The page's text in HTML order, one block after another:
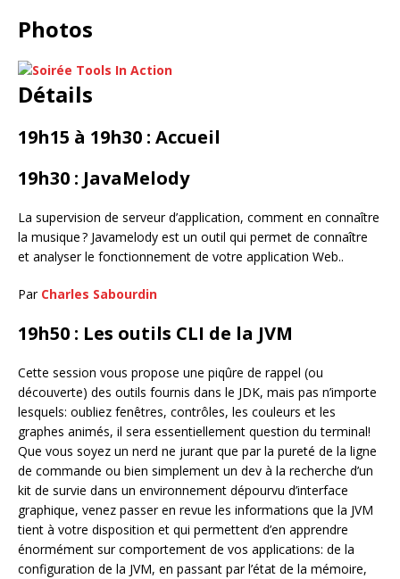
Photos
Détails
19h15 à 19h30 : Accueil
19h30 : JavaMelody
La supervision de serveur d’application, comment en connaître
la musique ? Javamelody est un outil qui permet de connaître
et analyser le fonctionnement de votre application Web..
Par Charles Sabourdin
19h50 : Les outils CLI de la JVM
Cette session vous propose une piqûre de rappel (ou
découverte) des outils fournis dans le JDK, mais pas n’importe
lesquels: oubliez fenêtres, contrôles, les couleurs et les
graphes animés, il sera essentiellement question du terminal!
Que vous soyez un nerd ne jurant que par la pureté de la ligne
de commande ou bien simplement un dev à la recherche d’un
kit de survie dans un environnement dépourvu d’interface
graphique, venez passer en revue les informations que la JVM
tient à votre disposition et qui permettent d’en apprendre
énormément sur comportement de vos applications: de la
configuration de la JVM, en passant par l’état de la mémoire,